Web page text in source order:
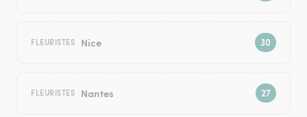
FLEURISTES Nice
FLEURISTES Nantes